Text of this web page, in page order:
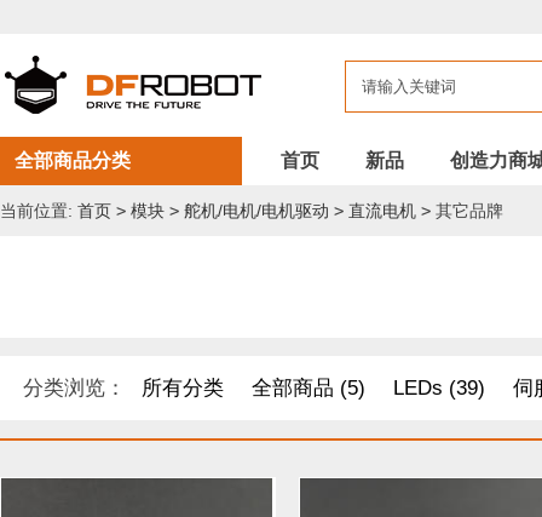
全部商品分类 首页 新品 创造力商
当前位置: 首页 > 模块 > 舵机/电机/电机驱动 > 直流电机 > 其它品牌
分类浏览： 所有分类 全部商品 (5) LEDs (39) 伺